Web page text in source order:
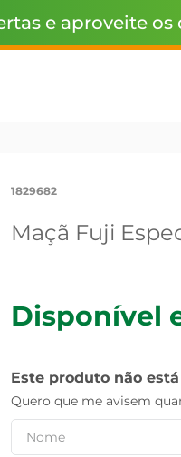
e aproveite os
1829682
Maçã Fuji
Disponível
Este produto não
Quero que me avisem